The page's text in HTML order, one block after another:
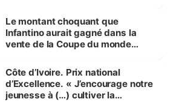
Le montant choquant que
Infantino aurait gagné dans la
vente de la Coupe du monde
Côte d’Ivoire. Prix national
d’Excellence. « J’encourage notre
jeunesse à (…) cultiver la